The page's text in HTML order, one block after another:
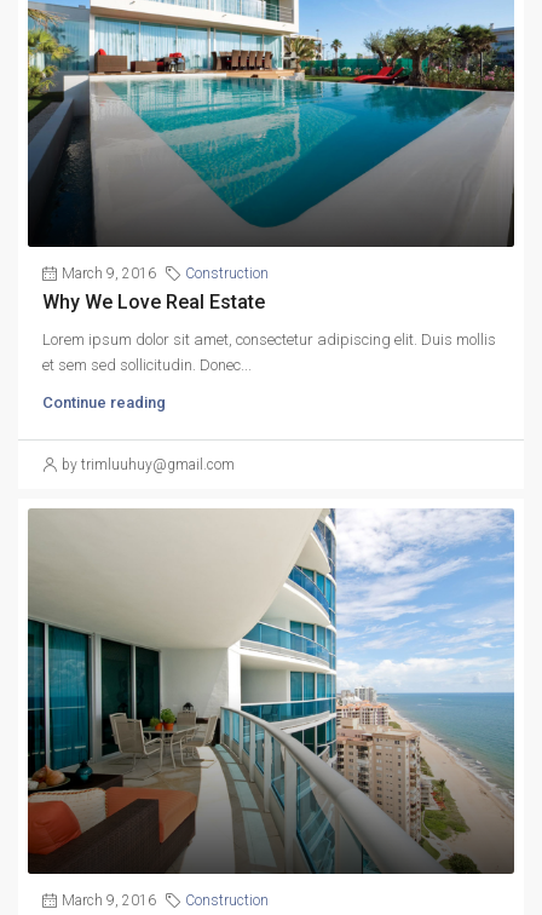
March 9, 2016 Construction
Why We Love Real Estate
Lorem ipsum dolor sit amet, consectetur adipiscing elit. Duis mollis
et sem sed sollicitudin. Donec...
Continue reading
by trimluuhuy@gmail.com
March 9, 2016 Construction